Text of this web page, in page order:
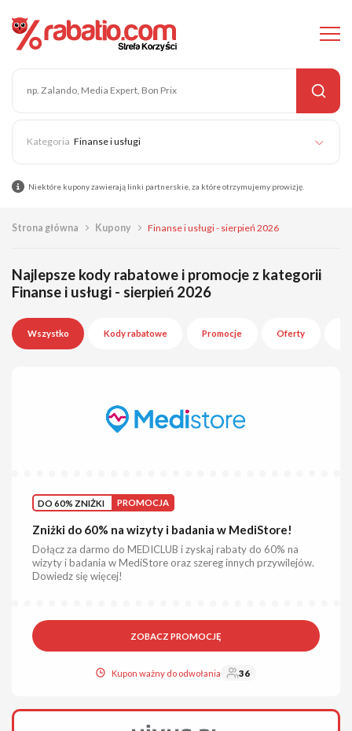
Finanse i usługi
Niektóre kupony zawierają linki partnerskie, za które otrzymujemy prowizję.
Strona główna Kupony Finanse i usługi - sierpień 2026
Najlepsze kody rabatowe i promocje z kategorii
Finanse i usługi - sierpień 2026
Wszystko Kody rabatowe Promocje Oferty
DO 60% ZNIŻKI PROMOCJA
Zniżki do 60% na wizyty i badania w MediStore!
Dołącz za darmo do MEDICLUB i zyskaj rabaty do 60% na
wizyty i badania w MediStore oraz szereg innych przywilejów.
Dowiedz się więcej!
ZOBACZ PROMOCJĘ
Kupon ważny do odwołania 36